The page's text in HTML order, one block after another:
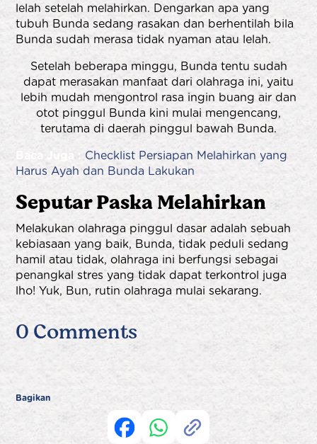
lelah setelah melahirkan. Dengarkan apa yang
tubuh Bunda sedang rasakan dan berhentilah bila
Bunda sudah merasa tidak nyaman atau lelah.
Setelah beberapa minggu, Bunda tentu sudah
dapat merasakan manfaat dari olahraga ini, yaitu
lebih mudah mengontrol rasa ingin buang air dan
otot pinggul Bunda kini mulai mengencang,
terutama di daerah pinggul bawah Bunda.
Baca Juga : Checklist Persiapan Melahirkan yang
Harus Ayah dan Bunda Lakukan
Seputar Paska Melahirkan
Melakukan olahraga pinggul dasar adalah sebuah
kebiasaan yang baik, Bunda, tidak peduli sedang
hamil atau tidak, olahraga ini berfungsi sebagai
penangkal stres yang tidak dapat terkontrol juga
lho! Yuk, Bun, rutin olahraga mulai sekarang.
0 Comments
Bagikan